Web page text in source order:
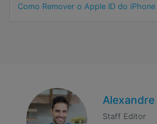
Como Remover o Apple ID do iPhone
Staff Editor